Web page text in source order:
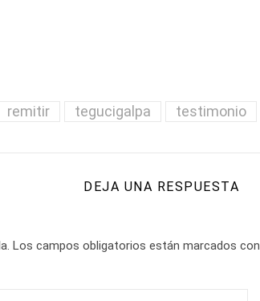
remitir tegucigalpa testimonio
DEJA UNA RESPUESTA
Los campos obligatorios están marcados con